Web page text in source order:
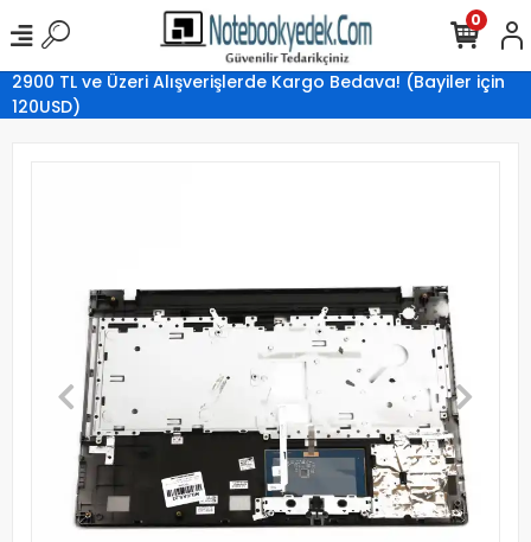
2900 TL ve Üzeri Alışverişlerde Kargo Bedava! (Bayiler için
120USD)
0